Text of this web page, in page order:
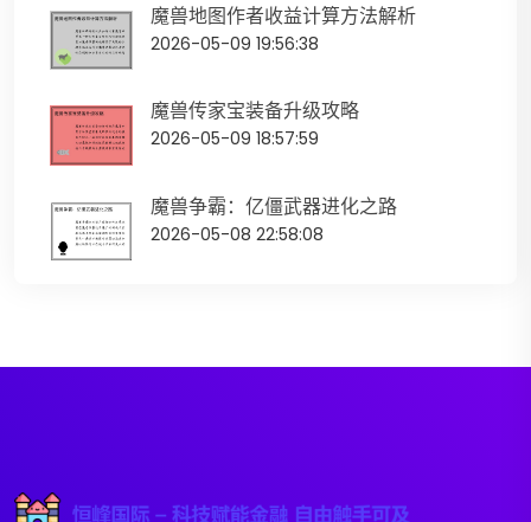
魔兽地图作者收益计算方法解析
2026-05-09 19:56:38
魔兽传家宝装备升级攻略
2026-05-09 18:57:59
魔兽争霸：亿僵武器进化之路
2026-05-08 22:58:08